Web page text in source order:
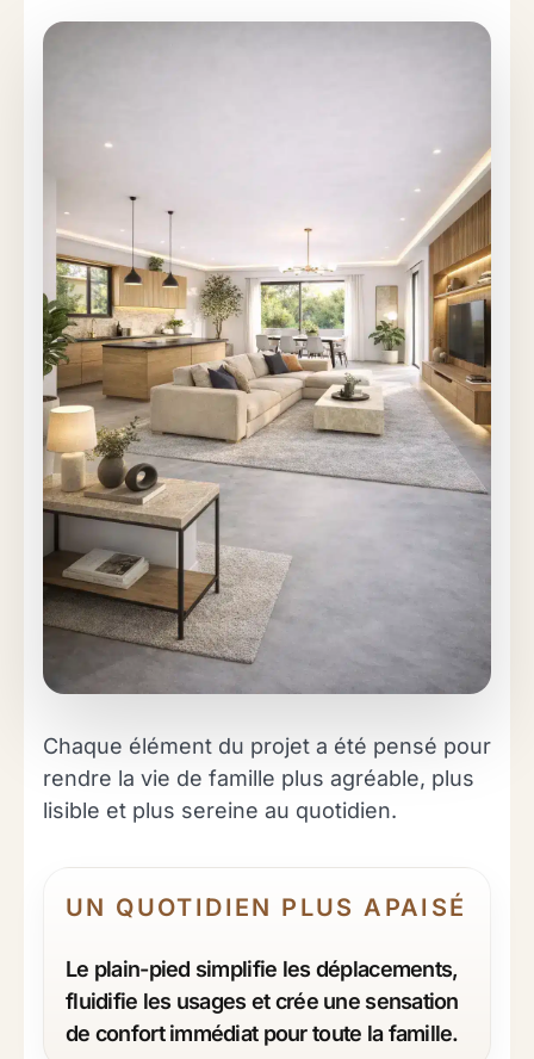
Chaque élément du projet a été pensé pour
rendre la vie de famille plus agréable, plus
lisible et plus sereine au quotidien.
UN QUOTIDIEN PLUS APAISÉ
Le plain-pied simplifie les déplacements,
fluidifie les usages et crée une sensation
de confort immédiat pour toute la famille.